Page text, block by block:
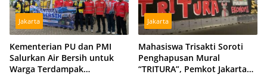
Jakarta
Kementerian PU dan PMI
Salurkan Air Bersih untuk
Warga Terdampak
Jakarta
Mahasiswa Trisakti Soroti
Penghapusan Mural
“TRITURA”, Pemkot Jakarta